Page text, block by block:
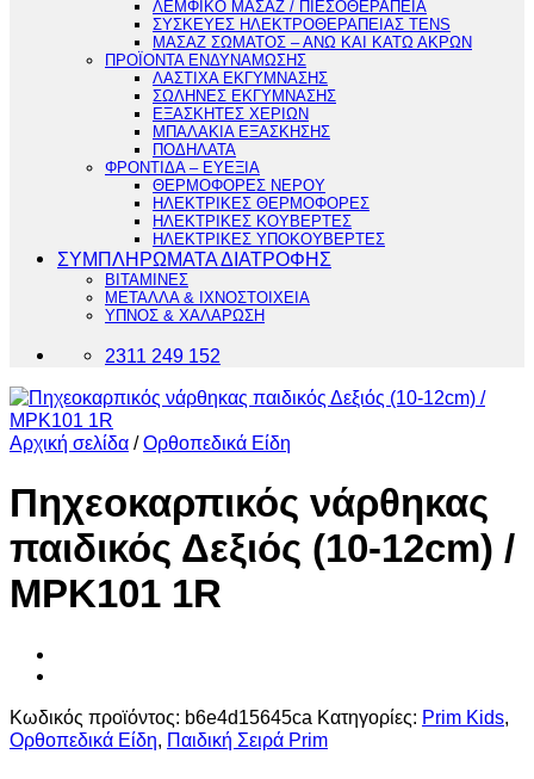
ΛΕΜΦΙΚΟ ΜΑΣΑΖ / ΠΙΕΣΟΘΕΡΑΠΕΙΑ
ΣΥΣΚΕΥΕΣ ΗΛΕΚΤΡΟΘΕΡΑΠΕΙΑΣ TENS
ΜΑΣΑΖ ΣΩΜΑΤΟΣ – ΑΝΩ ΚΑΙ ΚΑΤΩ ΑΚΡΩΝ
ΠΡΟΪΟΝΤΑ ΕΝΔΥΝΑΜΩΣΗΣ
ΛΑΣΤΙΧΑ ΕΚΓΥΜΝΑΣΗΣ
ΣΩΛΗΝΕΣ ΕΚΓΥΜΝΑΣΗΣ
ΕΞΑΣΚΗΤΕΣ ΧΕΡΙΩΝ
ΜΠΑΛΑΚΙΑ ΕΞΑΣΚΗΣΗΣ
ΠΟΔΗΛΑΤΑ
ΦΡΟΝΤΙΔΑ – ΕΥΕΞΙΑ
ΘΕΡΜΟΦΟΡΕΣ ΝΕΡΟΥ
ΗΛΕΚΤΡΙΚΕΣ ΘΕΡΜΟΦΟΡΕΣ
ΗΛΕΚΤΡΙΚΕΣ ΚΟΥΒΕΡΤΕΣ
ΗΛΕΚΤΡΙΚΕΣ ΥΠΟΚΟΥΒΕΡΤΕΣ
ΣΥΜΠΛΗΡΩΜΑΤΑ ΔΙΑΤΡΟΦΗΣ
ΒΙΤΑΜΙΝΕΣ
ΜΕΤΑΛΛΑ & ΙΧΝΟΣΤΟΙΧΕΙΑ
ΥΠΝΟΣ & ΧΑΛΑΡΩΣΗ
2311 249 152
Αρχική σελίδα / Ορθοπεδικά Είδη
Πηχεοκαρπικός νάρθηκας
παιδικός Δεξιός (10-12cm) /
MPK101 1R
Κωδικός προϊόντος: b6e4d15645ca Κατηγορίες: Prim Kids,
Ορθοπεδικά Είδη, Παιδική Σειρά Prim